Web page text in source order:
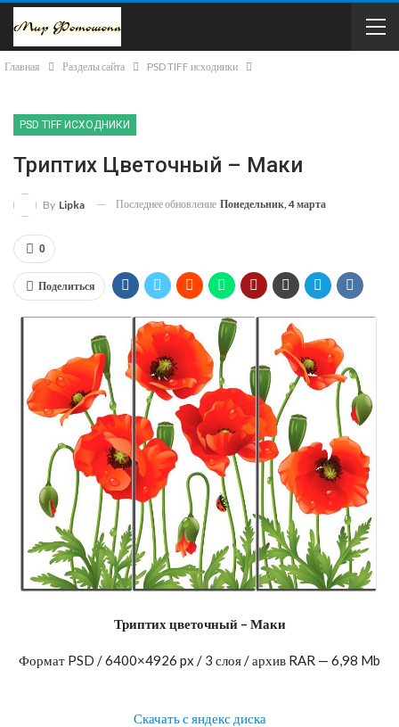
Главная Разделы сайта PSD TIFF исходники
PSD TIFF ИСХОДНИКИ
Триптих Цветочный – Маки
By Lipka Последнее обновление Понедельник, 4 марта
0
Поделиться
Триптих цветочный – Маки
Формат PSD / 6400×4926 px / 3 слоя / архив RAR — 6,98 Mb
Скачать с яндекс диска